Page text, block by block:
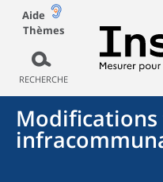
Aide
Thèmes
RECHERCHE